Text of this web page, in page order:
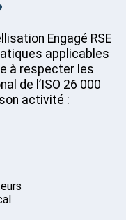
Engagé RSE
applicables
à respecter les
de l’ISO 26 000
activité :